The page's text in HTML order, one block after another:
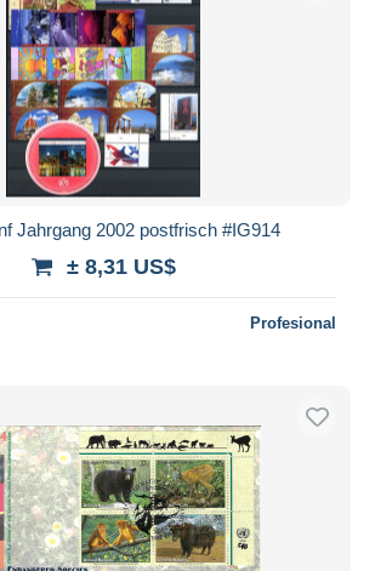
Jahrgang 2002 postfrisch #IG914
± 8,31 US$
Profesional